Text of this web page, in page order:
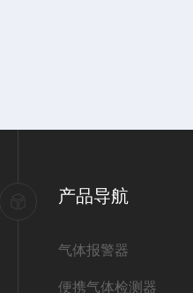
产品导航
气体报警器
便携气体检测器